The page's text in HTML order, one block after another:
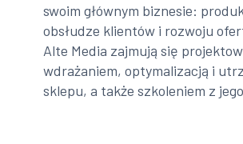
swoim głównym biznesie:
obsłudze klientów i rozwoju
Alte Media zajmują się
wdrażaniem, optymalizacją i
sklepu, a także szkoleniem z